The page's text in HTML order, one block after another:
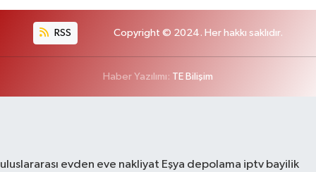
RSS Copyright © 2024. Her hakkı saklıdır.
Haber Yazılımı: TE Bilişim
uluslararası evden eve nakliyat Eşya depolama iptv bayilik